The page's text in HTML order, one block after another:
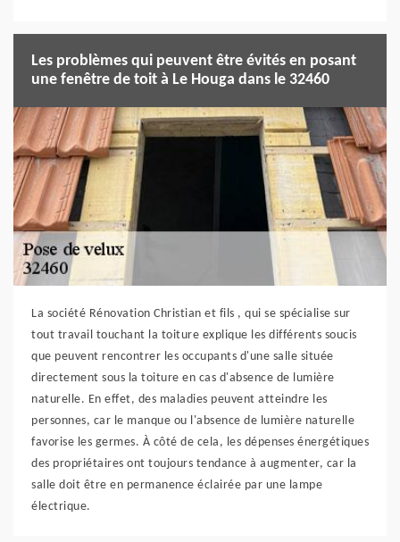
Les problèmes qui peuvent être évités en posant
une fenêtre de toit à Le Houga dans le 32460
La société Rénovation Christian et fils , qui se spécialise sur
tout travail touchant la toiture explique les différents soucis
que peuvent rencontrer les occupants d'une salle située
directement sous la toiture en cas d'absence de lumière
naturelle. En effet, des maladies peuvent atteindre les
personnes, car le manque ou l'absence de lumière naturelle
favorise les germes. À côté de cela, les dépenses énergétiques
des propriétaires ont toujours tendance à augmenter, car la
salle doit être en permanence éclairée par une lampe
électrique.